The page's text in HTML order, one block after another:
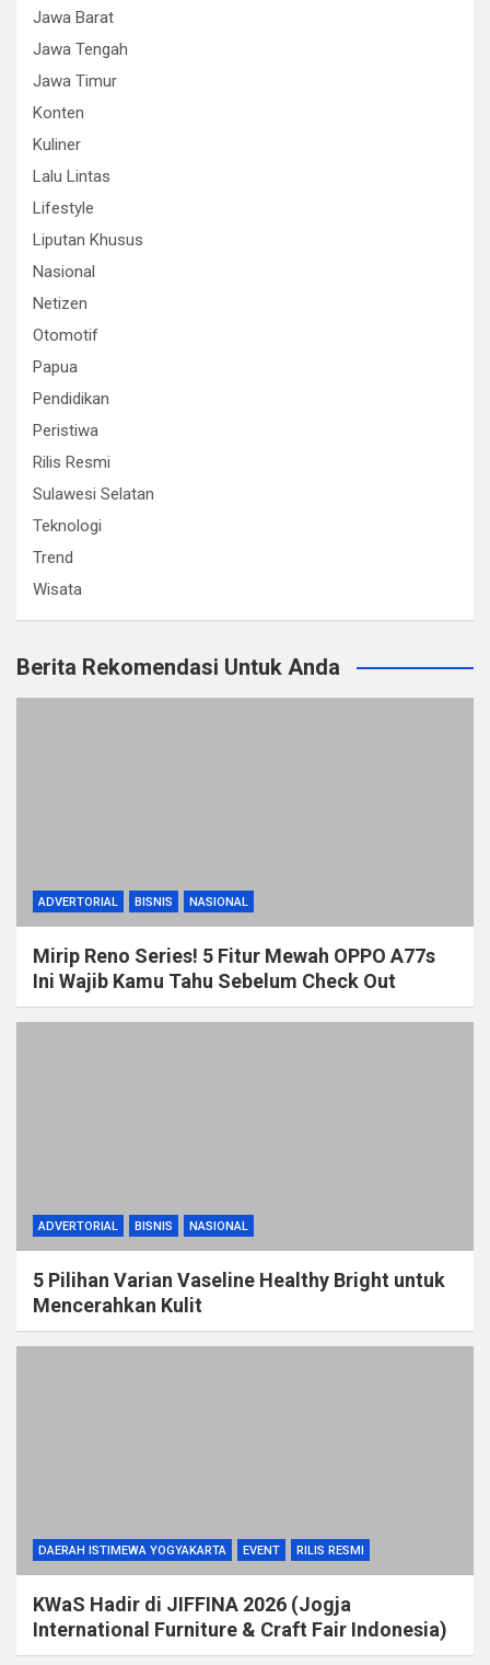
Jawa Barat
Jawa Tengah
Jawa Timur
Konten
Kuliner
Lalu Lintas
Lifestyle
Liputan Khusus
Nasional
Netizen
Otomotif
Papua
Pendidikan
Peristiwa
Rilis Resmi
Sulawesi Selatan
Teknologi
Trend
Wisata
Berita Rekomendasi Untuk Anda
ADVERTORIAL BISNIS NASIONAL
Mirip Reno Series! 5 Fitur Mewah OPPO A77s
Ini Wajib Kamu Tahu Sebelum Check Out
ADVERTORIAL BISNIS NASIONAL
5 Pilihan Varian Vaseline Healthy Bright untuk
Mencerahkan Kulit
DAERAH ISTIMEWA YOGYAKARTA EVENT RILIS RESMI
KWaS Hadir di JIFFINA 2026 (Jogja
International Furniture & Craft Fair Indonesia)